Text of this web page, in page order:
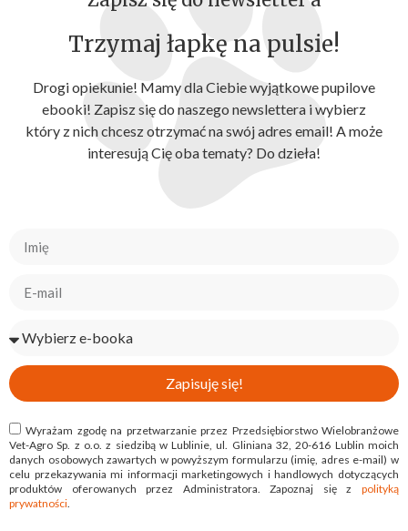
Trzymaj łapkę na pulsie!
Drogi opiekunie! Mamy dla Ciebie wyjątkowe pupilove
ebooki! Zapisz się do naszego newslettera i wybierz
który z nich chcesz otrzymać na swój adres email! A może
interesują Cię oba tematy? Do dzieła!
Wyrażam zgodę na przetwarzanie przez Przedsiębiorstwo Wielobranżowe
Vet-Agro Sp. z o.o. z siedzibą w Lublinie, ul. Gliniana 32, 20-616 Lublin moich
danych osobowych zawartych w powyższym formularzu (imię, adres e-mail) w
celu przekazywania mi informacji marketingowych i handlowych dotyczących
produktów oferowanych przez Administratora. Zapoznaj się z polityką
prywatności.
Zapisuję się!